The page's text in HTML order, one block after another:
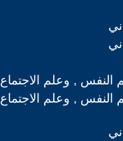
النفس , وعلم الاجتماع
النفس , وعلم الاجتماع